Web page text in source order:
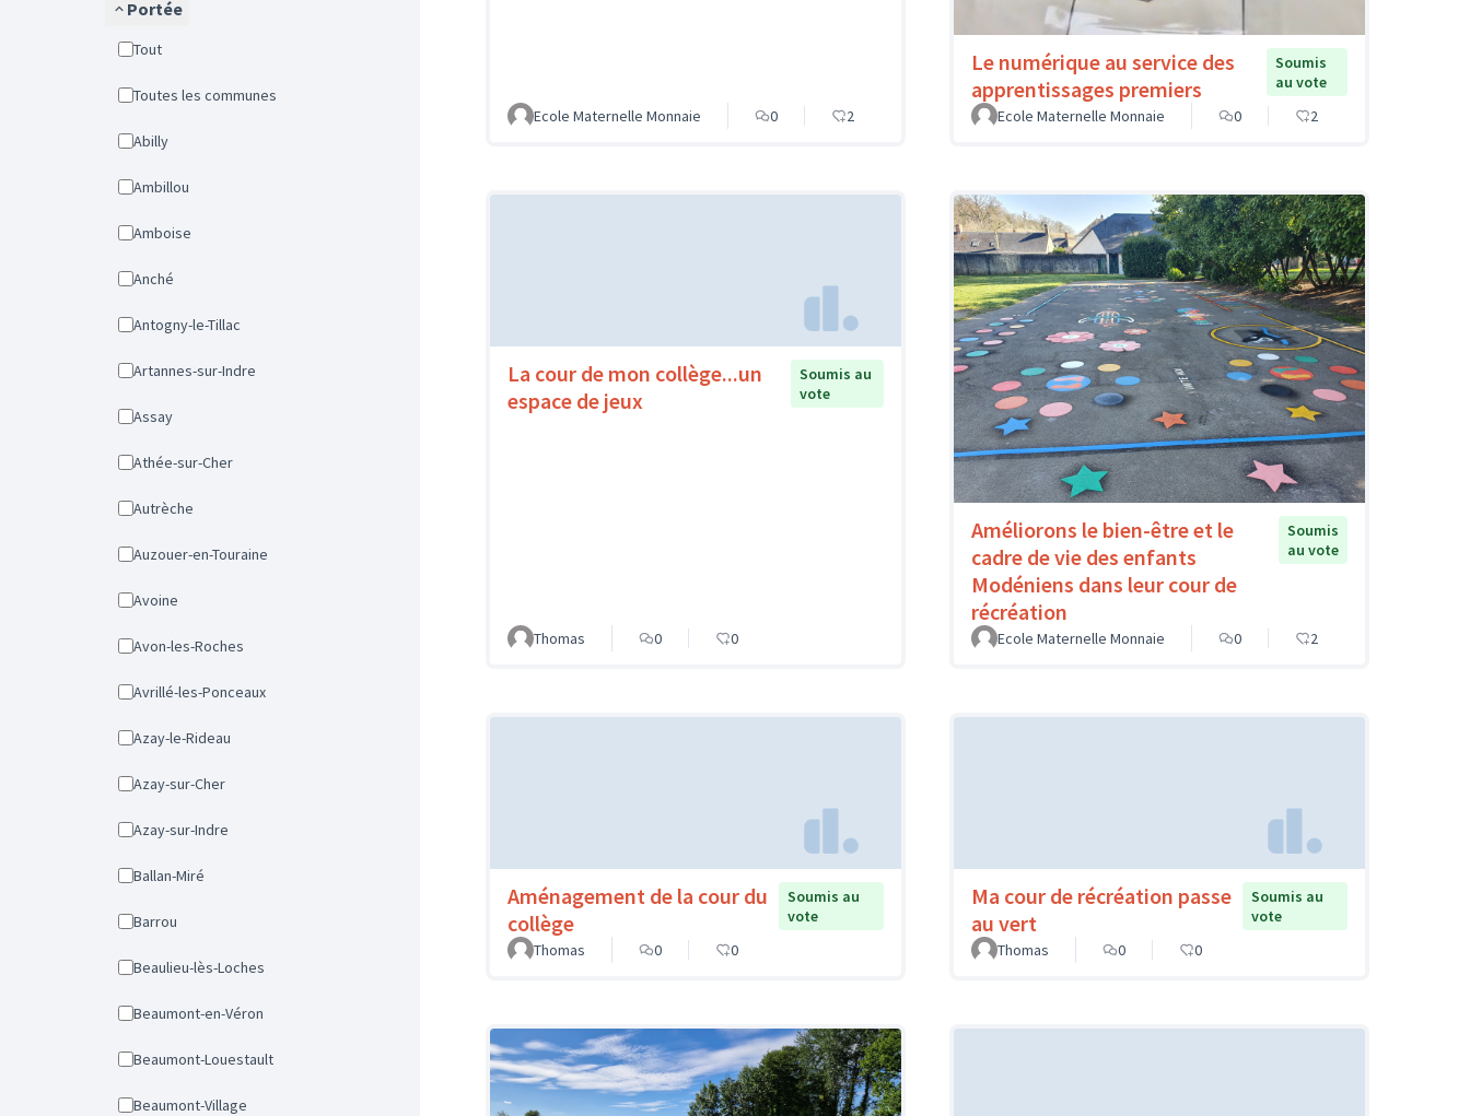
Portée
Tout
Toutes les communes
Abilly
Ambillou
Amboise
Anché
Antogny-le-Tillac
Artannes-sur-Indre
Assay
Athée-sur-Cher
Autrèche
Auzouer-en-Touraine
Avoine
Avon-les-Roches
Avrillé-les-Ponceaux
Azay-le-Rideau
Azay-sur-Cher
Azay-sur-Indre
Ballan-Miré
Barrou
Beaulieu-lès-Loches
Beaumont-en-Véron
Beaumont-Louestault
Beaumont-Village
Ecole Maternelle Monnaie 0 2
Le numérique au service des
apprentissages premiers
Soumis
au vote
Ecole Maternelle Monnaie
0 2
La cour de mon collège...un
espace de jeux
Soumis au
vote
Thomas 0 0
Améliorons le bien-être et le
cadre de vie des enfants
Modéniens dans leur cour de
récréation
Soumis
au vote
Ecole Maternelle Monnaie 0 2
Aménagement de la cour du
collège
Soumis au
vote
Thomas
0 0
Ma cour de récréation passe
au vert
Soumis au
vote
Thomas
0 0